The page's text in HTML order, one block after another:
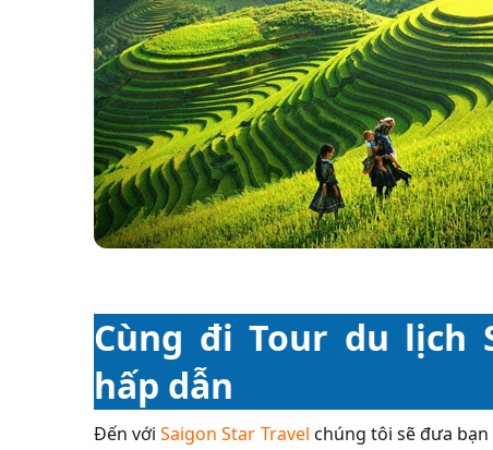
Cùng đi Tour du lịch
hấp dẫn
Đến với Saigon Star Travel chúng tôi sẽ đưa